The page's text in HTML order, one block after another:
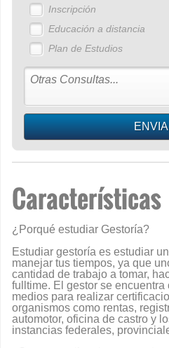
Inscripción
Educación a distancia
Plan de Estudios
Características
¿Porqué estudiar Gestoría?
Estudiar gestoría es estudiar
manejar tus tiempos, ya que
cantidad de trabajo a tomar,
fulltime. El gestor se
medios para realizar
organismos como rentas,
automotor, oficina de castro y
instancias federales,